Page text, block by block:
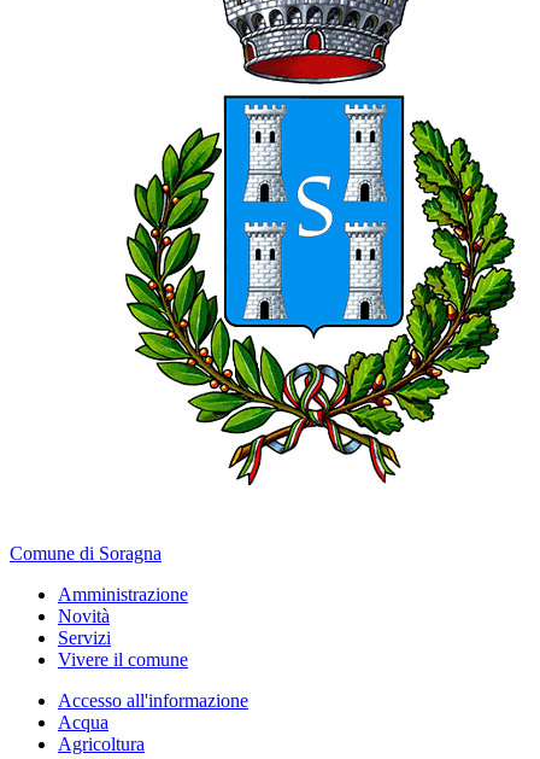
Comune di Soragna
Amministrazione
Novità
Servizi
Vivere il comune
Accesso all'informazione
Acqua
Agricoltura